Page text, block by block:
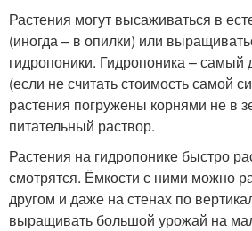
Растения могут высаживаться в
(иногда – в опилки) или
гидропоники. Гидропоника –
(если не считать стоимость самой
растения погружены корнями не в
питательный раствор.
Растения на гидропонике быстро
смотрятся. Ёмкости с ними можно
другом и даже на стенах по
выращивать большой урожай на